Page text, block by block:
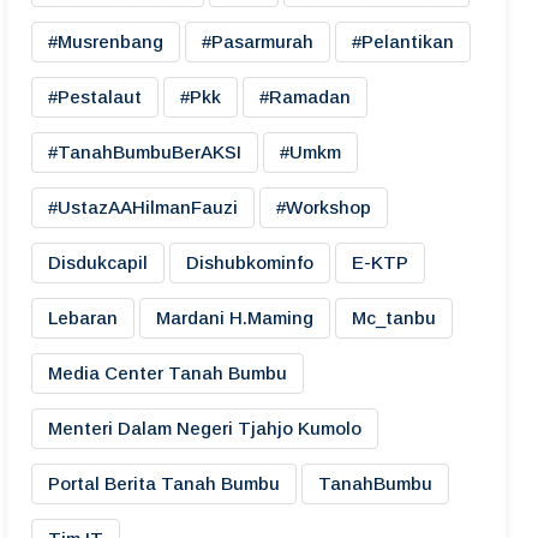
#musrenbang #pasarmurah #pelantikan
#pestalaut #pkk #ramadan
#TanahBumbuBerAKSI #umkm
#UstazAAHilmanFauzi #workshop
Disdukcapil Dishubkominfo E-KTP
Lebaran Mardani H.maming Mc_tanbu
Media Center Tanah Bumbu
Menteri Dalam Negeri Tjahjo Kumolo
Portal Berita Tanah Bumbu TanahBumbu